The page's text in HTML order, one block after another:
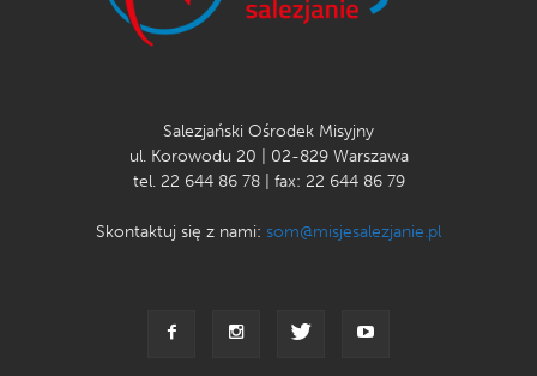
Salezjański Ośrodek Misyjny
ul. Korowodu 20 | 02-829 Warszawa
tel. 22 644 86 78 | fax: 22 644 86 79
Skontaktuj się z nami: som@misjesalezjanie.pl